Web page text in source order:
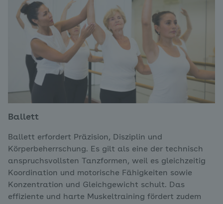
Ballett
Ballett erfordert Präzision, Disziplin und
Körperbeherrschung. Es gilt als eine der technisch
anspruchsvollsten Tanzformen, weil es gleichzeitig
Koordination und motorische Fähigkeiten sowie
Konzentration und Gleichgewicht schult. Das
effiziente und harte Muskeltraining fördert zudem